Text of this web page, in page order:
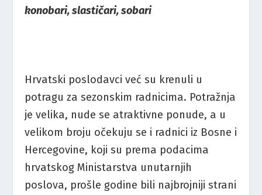
konobari, slastičari, sobari
Hrvatski poslodavci već su krenuli u
potragu za sezonskim radnicima. Potražnja
je velika, nude se atraktivne ponude, a u
velikom broju očekuju se i radnici iz Bosne i
Hercegovine, koji su prema podacima
hrvatskog Ministarstva unutarnjih
poslova, prošle godine bili najbrojniji strani